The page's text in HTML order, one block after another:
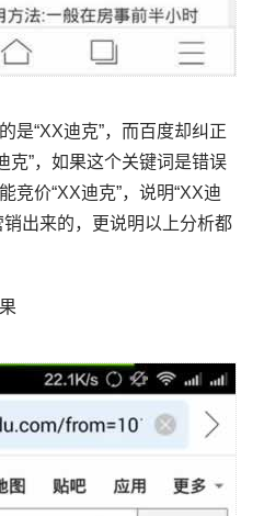
是“XX迪克”，而百度却纠正
克”，如果这个关键词是错误
竞价“XX迪克”，说明“XX迪
销出来的，更说明以上分析都